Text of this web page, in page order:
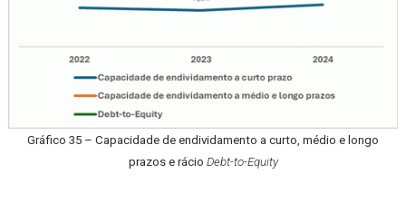
Gráfico 35 – Capacidade de endividamento a curto, médio e longo
prazos e rácio Debt-to-Equity